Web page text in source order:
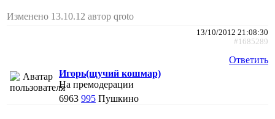
Изменено 13.10.12 автор qroto
13/10/2012 21:08:30
#1685289
Ответить
Игорь(щучий кошмар)
На премодерации
6963 995 Пушкино